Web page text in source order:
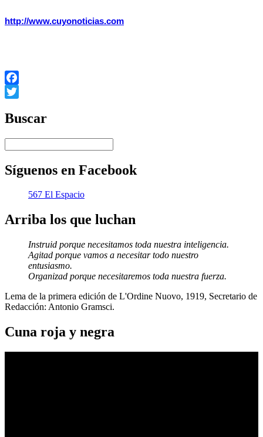
http://www.cuyonoticias.com
Facebook
Buscar
Síguenos en Facebook
567 El Espacio
Arriba los que luchan
Instruid porque necesitamos toda nuestra inteligencia.
Agitad porque vamos a necesitar todo nuestro
entusiasmo.
Organizad porque necesitaremos toda nuestra fuerza.
Lema de la primera edición de L'Ordine Nuovo, 1919, Secretario de
Redacción: Antonio Gramsci.
Cuna roja y negra